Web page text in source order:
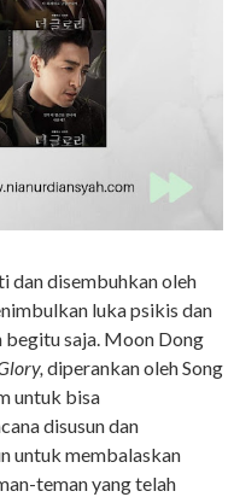
dan disembuhkan oleh
luka psikis dan
saja. Moon Dong
diperankan oleh Song
untuk bisa
disusun dan
untuk membalaskan
teman yang telah